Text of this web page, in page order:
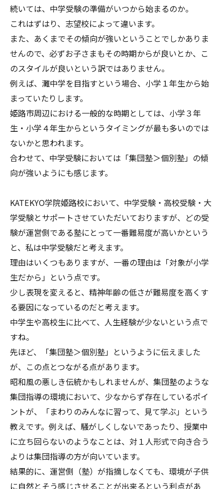
続いては、中学受験の準備がいつから始まるのか。
これはずはり、志望校によって違います。
また、あくまでその傾向が強いということでしかありま
せんので、必ずお子さまもその時期からが良いとか、こ
のスタイルが良いという訳ではありません。
例えば、灘中学を目指すという場合、小学１年生から始
まっていたりします。
姫路市周辺における一般的な時期としては、小学３年
生・小学４年生からというタイミングが最も多いのでは
ないかと思われます。
合わせて、中学受験においては「集団塾＞個別塾」の傾
向が強いようにも感じます。
KATEKYO学院姫路校において、中学受験・高校受験・大
学受験とサポートさせていただいておりますが、どの受
験が運営側である塾にとって一番難易度が高いかという
と、私は中学受験だと考えます。
理由はいくつもありますが、一番の理由は「対象が小学
生だから」という点です。
少し表現を変えると、精神年齢の低さが難易度を高くす
る要因になっているのだと考えます。
中学生や高校生に比べて、人生経験が少ないという点で
すね。
先ほど、「集団塾＞個別塾」というように伝えました
が、この点とつながる点があります。
昭和風の悪しき伝統かもしれませんが、集団塾のような
集団指導の環境において、少なからず存在しているポイ
ントが、「まわりのみんなに習って、見て学ぶ」という
教えです。例えば、騒がしくしないであったり、授業中
に立ち回らないのようなことは、対１人形式で向き合う
よりは集団指導の方が向いています。
結果的に、運営側（塾）が指摘しなくても、環境が子供
に自然とそう感じさせることが出来るという利点があ